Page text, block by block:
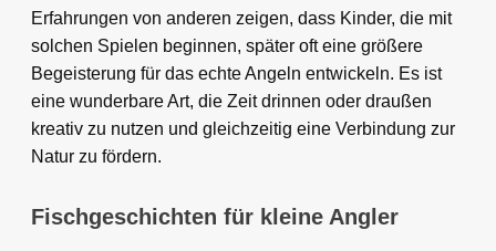
Erfahrungen von anderen zeigen, dass Kinder, die mit
solchen Spielen beginnen, später oft eine größere
Begeisterung für das echte Angeln entwickeln. Es ist
eine wunderbare Art, die Zeit drinnen oder draußen
kreativ zu nutzen und gleichzeitig eine Verbindung zur
Natur zu fördern.
Fischgeschichten für kleine Angler